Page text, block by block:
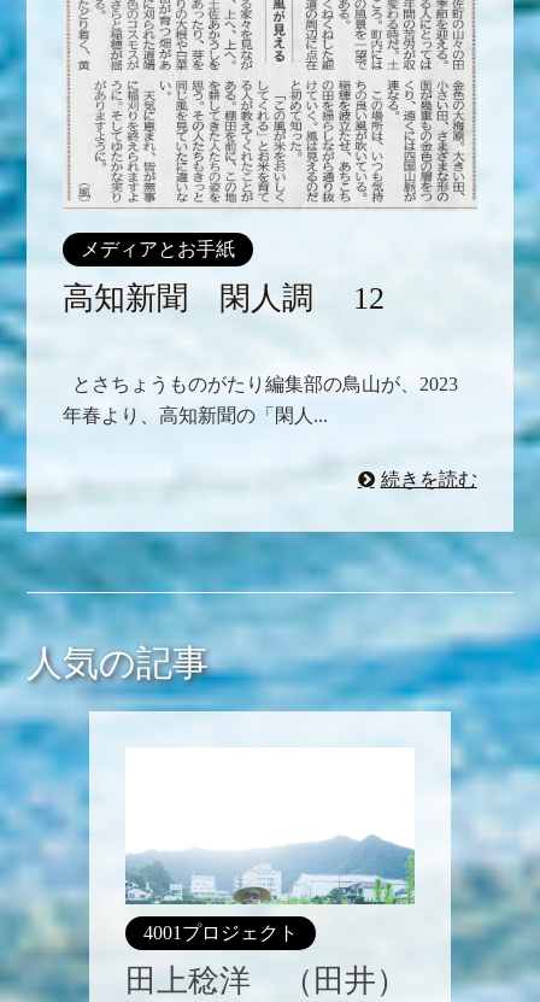
メディアとお手紙
高知新聞 閑人調 12
とさちょうものがたり編集部の鳥山が、2023
年春より、高知新聞の「閑人...
続きを読む
人気の記事
4001プロジェクト
田上稔洋 （田井）